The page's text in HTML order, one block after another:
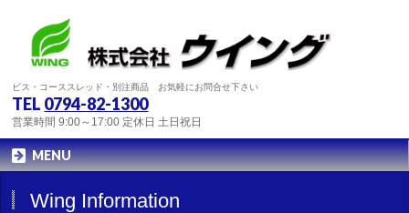
ビス・コーススレッド・別注商品 お気軽にお問合せ下さい
TEL 0794-82-1300
営業時間 9:00～17:00 定休日 土日祝日
MENU
Wing Information